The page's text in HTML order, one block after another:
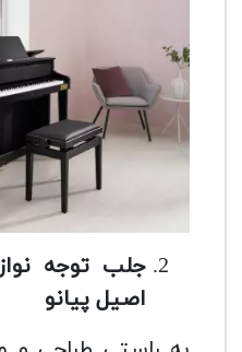
جلب توجه
اصیل پیانو